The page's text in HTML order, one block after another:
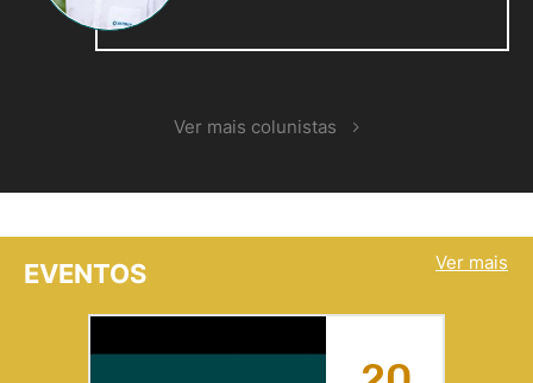
Ver mais colunistas
EVENTOS Ver mais